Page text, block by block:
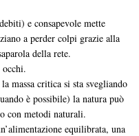
e consapevole mette
a perder colpi grazie alla
della rete.
occhi.
massa critica si sta svegliando
è possibile) la natura può
con metodi naturali.
equilibrata, una